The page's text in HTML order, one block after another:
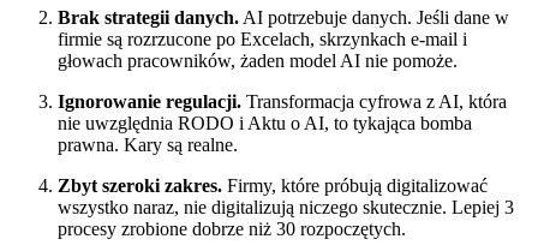
Brak strategii danych. AI potrzebuje danych. Jeśli dane w
firmie są rozrzucone po Excelach, skrzynkach e-mail i
głowach pracowników, żaden model AI nie pomoże.
Ignorowanie regulacji. Transformacja cyfrowa z AI, która
nie uwzględnia RODO i Aktu o AI, to tykająca bomba
prawna. Kary są realne.
Zbyt szeroki zakres. Firmy, które próbują digitalizować
wszystko naraz, nie digitalizują niczego skutecznie. Lepiej 3
procesy zrobione dobrze niż 30 rozpoczętych.